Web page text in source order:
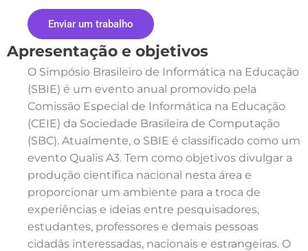
Enviar um trabalho
Apresentação e objetivos
O Simpósio Brasileiro de Informática na Educação
(SBIE) é um evento anual promovido pela
Comissão Especial de Informática na Educação
(CEIE) da Sociedade Brasileira de Computação
(SBC). Atualmente, o SBIE é classificado como um
evento Qualis A3. Tem como objetivos divulgar a
produção científica nacional nesta área e
proporcionar um ambiente para a troca de
experiências e ideias entre pesquisadores,
estudantes, professores e demais pessoas
cidadãs interessadas, nacionais e estrangeiras. O